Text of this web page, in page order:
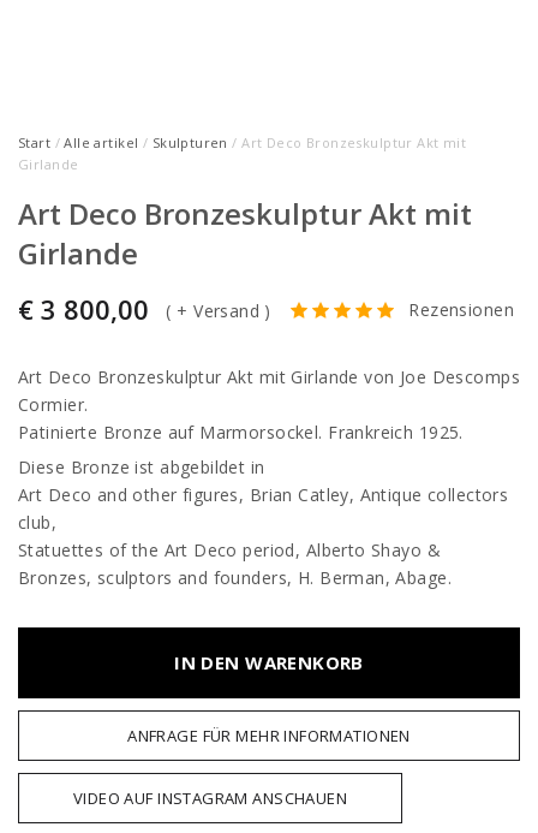
Start /Alle artikel / Skulpturen / Art Deco Bronzeskulptur Akt mit
Girlande
Art Deco Bronzeskulptur Akt mit
Girlande
€ 3 800,00 ( + Versand ) Rezensionen
Art Deco Bronzeskulptur Akt mit Girlande von Joe Descomps
Cormier.
Patinierte Bronze auf Marmorsockel. Frankreich 1925.
Diese Bronze ist abgebildet in
Art Deco and other figures, Brian Catley, Antique collectors
club,
Statuettes of the Art Deco period, Alberto Shayo &
Bronzes, sculptors and founders, H. Berman, Abage.
IN DEN WARENKORB
ANFRAGE FÜR MEHR INFORMATIONEN
VIDEO AUF INSTAGRAM ANSCHAUEN